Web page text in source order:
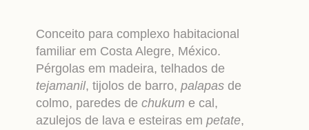
Conceito para complexo habitacional
familiar em Costa Alegre, México.
Pérgolas em madeira, telhados de
tejamanil, tijolos de barro, palapasde
colmo, paredes de chukum e cal,
azulejos de lava e esteiras em petate,